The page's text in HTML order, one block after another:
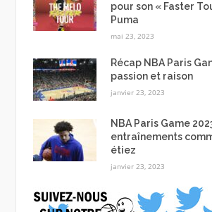
pour son « Faster
Puma
mai 23, 2023
Récap NBA Paris
passion et raison
janvier 23, 2023
NBA Paris Game
entraînements
étiez
janvier 23, 2023